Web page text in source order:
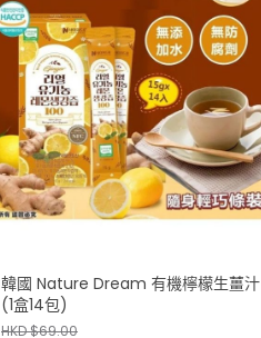
韓國 Nature Dream 有機檸檬生薑汁
(1盒14包)
HKD $69.00